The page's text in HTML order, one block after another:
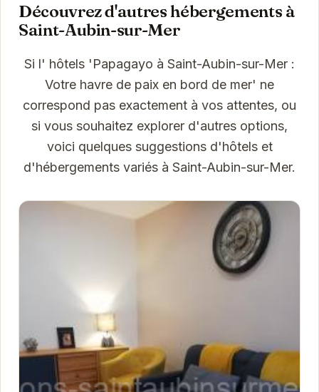
Découvrez d'autres hébergements à
Saint-Aubin-sur-Mer
Si l' hôtels 'Papagayo à Saint-Aubin-sur-Mer :
Votre havre de paix en bord de mer' ne
correspond pas exactement à vos attentes, ou
si vous souhaitez explorer d'autres options,
voici quelques suggestions d'hôtels et
d'hébergements variés à Saint-Aubin-sur-Mer.